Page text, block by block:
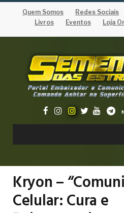
Quem Somos Redes Sociais
Livros
Eventos Loja
Kryon –
Celular: Cura e